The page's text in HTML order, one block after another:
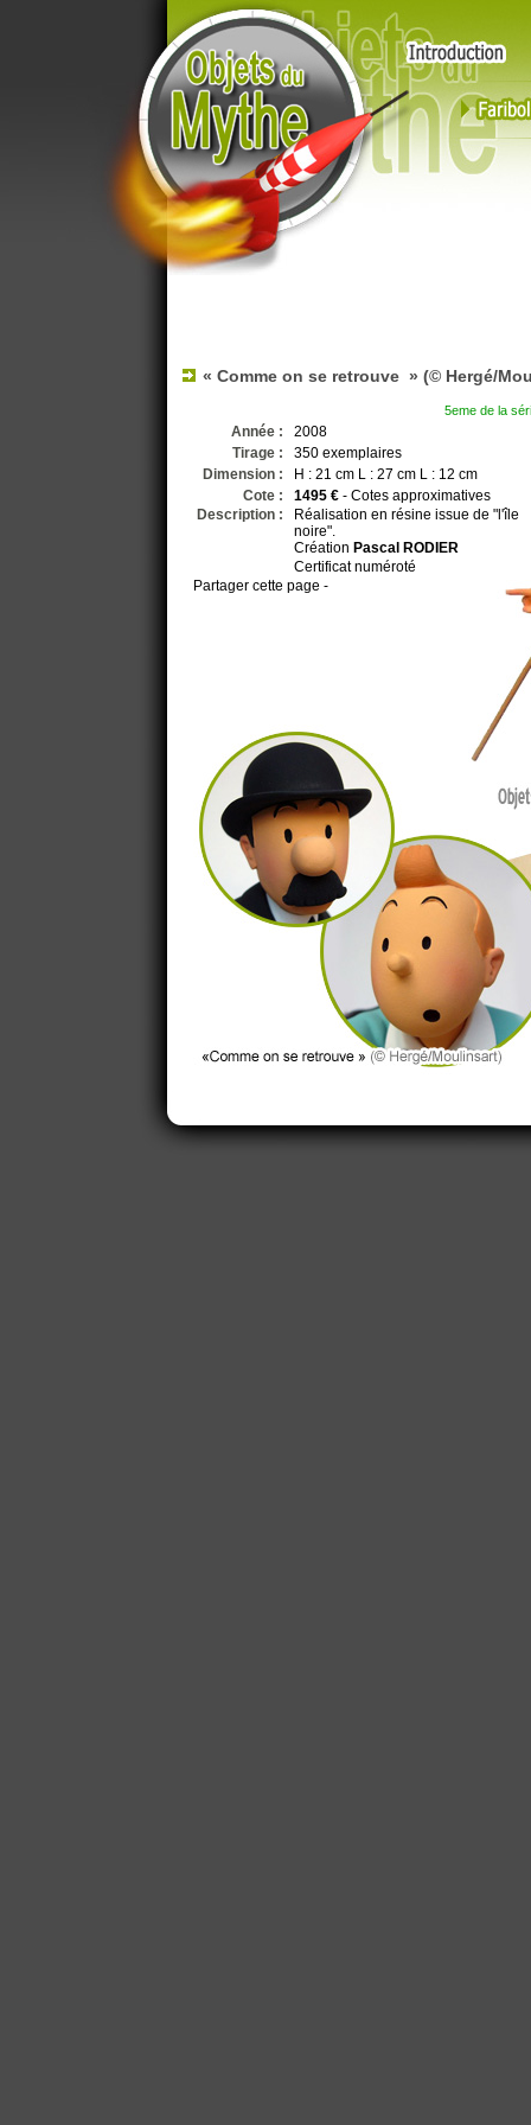
« Comme on se retrouve » (© Hergé/
5eme de la
Année :
2008
Tirage :
350 exemplaires
Dimension :
H : 21 cm L : 27 cm L : 12 cm
Cote :
1495 € - Cotes approximatives
Description :
Réalisation en résine issue de "l'île
noire".
Création Pascal RODIER
Certificat numéroté
Partager cette page -